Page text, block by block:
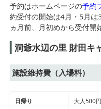
予約はホームページの予約
約受付の開始は4月・5月
ヵ月前、月初めから受付開
洞爺水辺の里 財田キ
施設維持費（入場料）
日帰り 大人500